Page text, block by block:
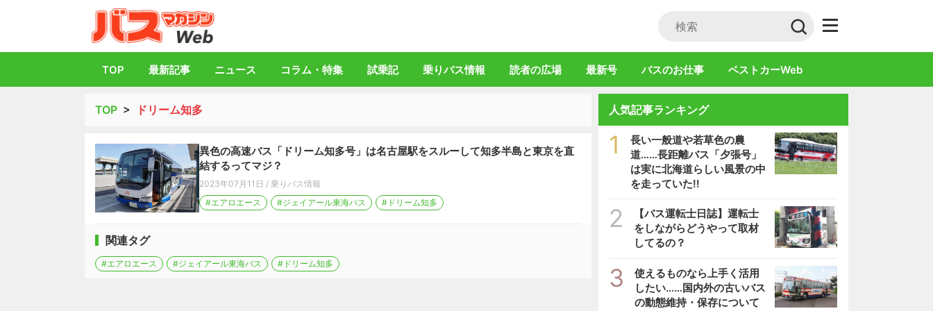
TOP 最新記事 ニュース コラム・特集 試乗記 乗りバス情報 読者の広場 最新号 バスのお仕事 ベストカーWeb
TOP > ドリーム知多
異色の高速バス「ドリーム知多号」は名古屋駅をスルーして知多半島と東京を直
結するってマジ？
2023年07月11日 / 乗りバス情報
#エアロエース
#ジェイアール東海バス #ドリーム知多
関連タグ
#エアロエース #ジェイアール東海バス #ドリーム知多
人気記事ランキング
1
長い一般道や若草色の農
道……長距離バス「夕張号」
は実に北海道らしい風景の中
を走っていた!!
2
【バス運転士日誌】運転士
をしながらどうやって取材
してるの？
3
使えるものなら上手く活用
したい……国内外の古いバス
の動態維持・保存について